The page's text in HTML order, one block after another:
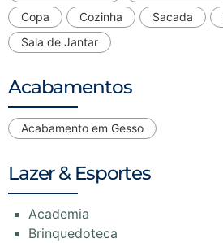
Copa
Cozinha Sacada
Sala de Jantar
Acabamentos
Acabamento em Gesso
Lazer & Esportes
Academia
Brinquedoteca